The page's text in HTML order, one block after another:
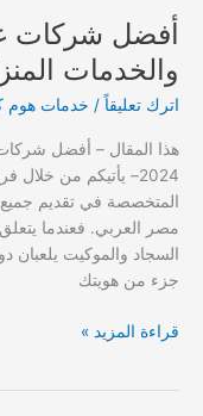
أفضل شركات
والخدمات المنزلية
اترك تعليقاً / خدمات هوم
هذا المقال – أفضل
2024– يأتيكم من
المتخصصة في تقديم جميع
مصر العربي. فعندما
السجاد والموكيت يلعبان
جزء من هويتك
غسيل
السجاد
والموكيت
والخدمات
2024
قراءة المزيد »